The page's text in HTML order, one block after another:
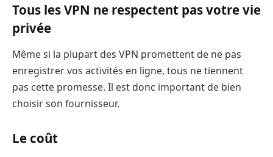
Tous les VPN ne respectent pas votre vie
privée
Même si la plupart des VPN promettent de ne pas
enregistrer vos activités en ligne, tous ne tiennent
pas cette promesse. Il est donc important de bien
choisir son fournisseur.
Le coût